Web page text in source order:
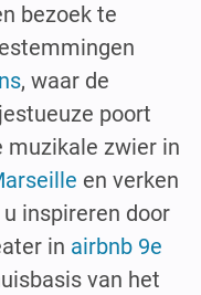
bezoek te
, waar de
poort
muzikale zwier in
en verken
inspireren door
in airbnb 9e
van het